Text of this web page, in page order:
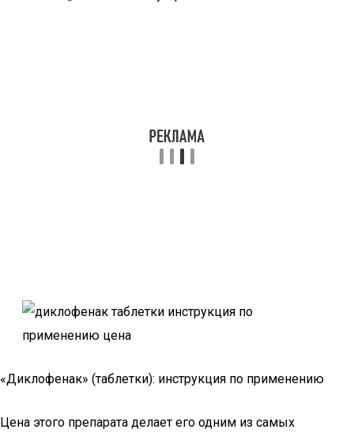
«Диклофенак» (таблетки): инструкция по применению
Цена этого препарата делает его одним из самых